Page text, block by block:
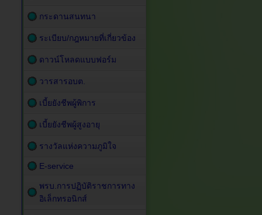
กระดานสนทนา
ระเบียบ/กฎหมายที่เกี่ยวข้อง
ดาวน์โหลดแบบฟอร์ม
วารสารอบต.
เบี้ยยังชีพผู้พิการ
เบี้ยยังชีพผู้สูงอายุ
รางวัลแห่งความภูมิใจ
E-service
พรบ.การปฏิบัติราชการทาง
อิเล็กทรอนิกส์